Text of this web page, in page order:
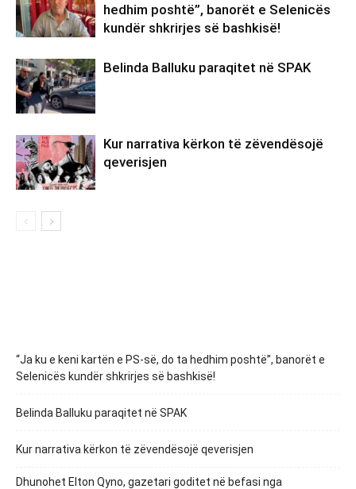
hedhim poshtë”, banorët e Selenicës
kundër shkrirjes së bashkisë!
Belinda Balluku paraqitet në SPAK
Kur narrativa kërkon të zëvendësojë
qeverisjen
“Ja ku e keni kartën e PS-së, do ta hedhim poshtë”, banorët e
Selenicës kundër shkrirjes së bashkisë!
Belinda Balluku paraqitet në SPAK
Kur narrativa kërkon të zëvendësojë qeverisjen
Dhunohet Elton Qyno, gazetari goditet në befasi nga